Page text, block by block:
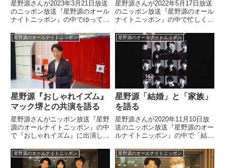
星野源さんが2023年3月21日放送
のニッポン放送『星野源のオール
ナイトニッポン』の中でゆってぃ
大好きなバンドFRUITYのライブ
動画に若き日のダイブするゆって
ぃさんが映っていた話をしていま
した。
星野源さんが2022年5月17日放送
のニッポン放送『星野源のオール
ナイトニッポン』の中で忙しくて
ることを話し、その気持ちを晴ら
す曲を1曲、紹介していました。
星野源のオールナイトニッポン
星野源『おしゃれイズム』
マック堺との共演を語る
星野源さんがニッポン放送『星野
源のオールナイトニッポン』の中
で『おしゃれイズム』に出演した
ク堺さんと共演したことについて
話していました。「#おしゃれイ
星野源のオールナイトニッポン
星野源「結婚」と「家族」
を語る
星野源さんが2020年11月10日放
送のニッポン放送『星野源のオー
ルナイトニッポン』の中で「結
ました。（星野源）この間、10
月28日に『Numero』という雑誌
星野源のオールナイトニッポン 星野源のオールナイトニッポン